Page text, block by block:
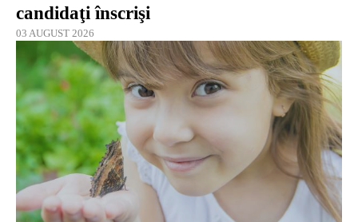
candidaţi înscrişi
03 AUGUST 2026